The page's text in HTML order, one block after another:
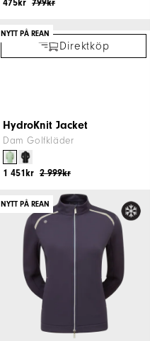
1 399kr
951kr
NYTT PÅ REAN
Direktköp
Animal Print Sleeveless Lisle
Golfkläder
799kr
NYTT PÅ REAN